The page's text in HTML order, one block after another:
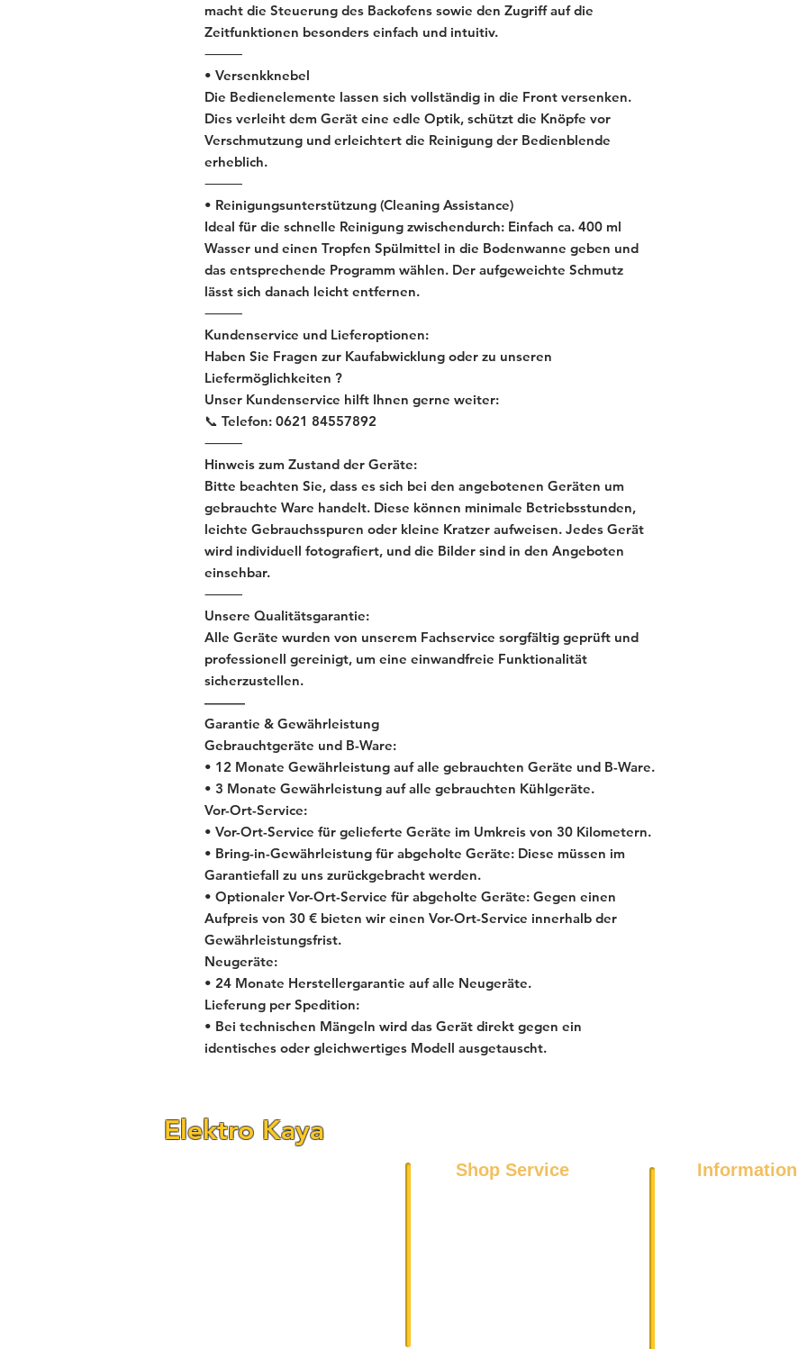
macht die Steuerung des Backofens sowie den Zugriff auf die
Zeitfunktionen besonders einfach und intuitiv.
⸻
• Versenkknebel
Die Bedienelemente lassen sich vollständig in die Front versenken.
Dies verleiht dem Gerät eine edle Optik, schützt die Knöpfe vor
Verschmutzung und erleichtert die Reinigung der Bedienblende
erheblich.
⸻
• Reinigungsunterstützung (Cleaning Assistance)
Ideal für die schnelle Reinigung zwischendurch: Einfach ca. 400 ml
Wasser und einen Tropfen Spülmittel in die Bodenwanne geben und
das entsprechende Programm wählen. Der aufgeweichte Schmutz
lässt sich danach leicht entfernen.
⸻
Kundenservice und Lieferoptionen:
Haben Sie Fragen zur Kaufabwicklung oder zu unseren
Liefermöglichkeiten ?
Unser Kundenservice hilft Ihnen gerne weiter:
📞 Telefon: 0621 84557892
⸻
Hinweis zum Zustand der Geräte:
Bitte beachten Sie, dass es sich bei den angebotenen Geräten um
gebrauchte Ware handelt. Diese können minimale Betriebsstunden,
leichte Gebrauchsspuren oder kleine Kratzer aufweisen. Jedes Gerät
wird individuell fotografiert, und die Bilder sind in den Angeboten
einsehbar.
⸻
Unsere Qualitätsgarantie:
Alle Geräte wurden von unserem Fachservice sorgfältig geprüft und
professionell gereinigt, um eine einwandfreie Funktionalität
sicherzustellen.
———
Garantie & Gewährleistung
Gebrauchtgeräte und B-Ware:
• 12 Monate Gewährleistung auf alle gebrauchten Geräte und B-Ware.
• 3 Monate Gewährleistung auf alle gebrauchten Kühlgeräte.
Vor-Ort-Service:
• Vor-Ort-Service für gelieferte Geräte im Umkreis von 30 Kilometern.
• Bring-in-Gewährleistung für abgeholte Geräte: Diese müssen im
Garantiefall zu uns zurückgebracht werden.
• Optionaler Vor-Ort-Service für abgeholte Geräte: Gegen einen
Aufpreis von 30 € bieten wir einen Vor-Ort-Service innerhalb der
Gewährleistungsfrist.
Neugeräte:
• 24 Monate Herstellergarantie auf alle Neugeräte.
Lieferung per Spedition:
• Bei technischen Mängeln wird das Gerät direkt gegen ein
identisches oder gleichwertiges Modell ausgetauscht.
Elektro Kaya
Shop Service Information